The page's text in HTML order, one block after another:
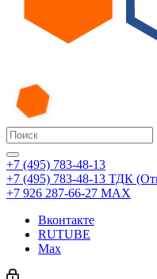
+7 (495) 783-48-13
+7 (495) 783-48-13 ТДК
+7 926 287-66-27 МАХ
Вконтакте
RUTUBE
Max